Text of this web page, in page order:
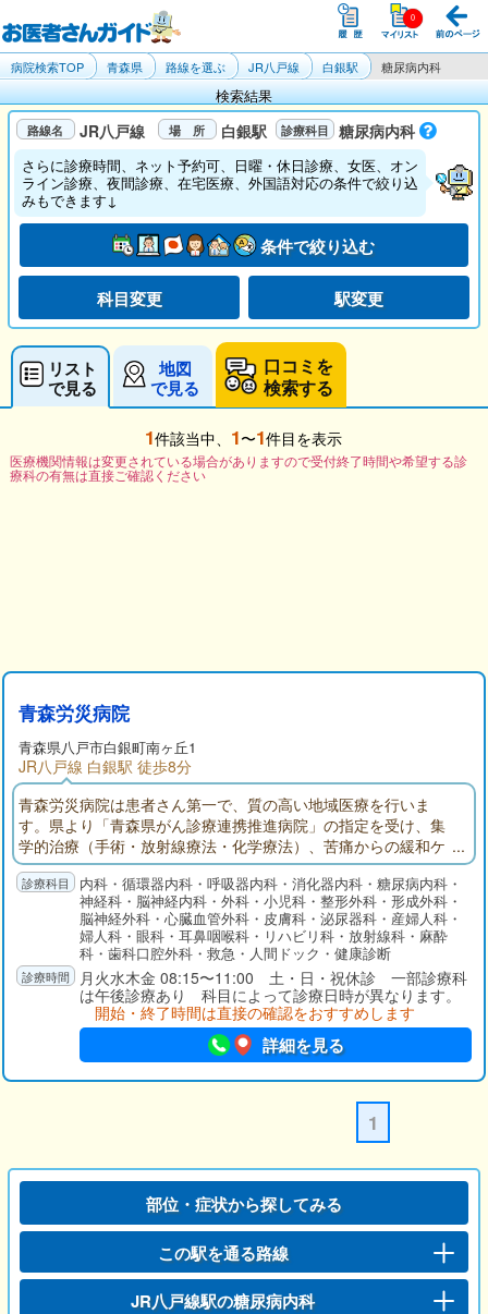
病院検索TOP 青森県 路線を選ぶ JR八戸線 白銀駅 糖尿病内科
検索結果
JR八戸線 白銀駅 糖尿病内科
さらに診療時間、ネット予約可、日曜・休日診療、女医、オン
ライン診療、夜間診療、在宅医療、外国語対応の条件で絞り込
みもできます↓
条件で絞り込む
科目変更 駅変更
リスト
で見る
地図
で見る
口コミを
検索する
1件該当中、 1〜1件目を表示
医療機関情報は変更されている場合がありますので受付終了時間や希望する診
療科の有無は直接ご確認ください
青森労災病院
青森県八戸市白銀町南ヶ丘1
JR八戸線 白銀駅 徒歩8分
青森労災病院は患者さん第一で、質の高い地域医療を行いま
す。県より「青森県がん診療連携推進病院」の指定を受け、集
学的治療（手術・放射線療法・化学療法）、苦痛からの緩和ケ
ア、早期発見のためのがん検診、に取り組んでおります。
内科・循環器内科・呼吸器内科・消化器内科・糖尿病内科・
神経科・脳神経内科・外科・小児科・整形外科・形成外科・
脳神経外科・心臓血管外科・皮膚科・泌尿器科・産婦人科・
婦人科・眼科・耳鼻咽喉科・リハビリ科・放射線科・麻酔
科・歯科口腔外科・救急・人間ドック・健康診断
月火水木金 08:15〜11:00 土・日・祝休診 一部診療科
は午後診療あり 科目によって診療日時が異なります。
開始・終了時間は直接の確認をおすすめします
詳細を見る
1
部位・症状から探してみる
この駅を通る路線
JR八戸線駅の糖尿病内科